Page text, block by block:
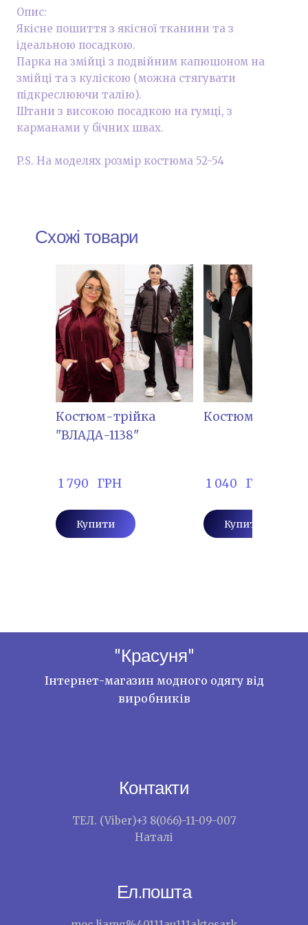
Опис:
Якісне пошиття з якісної тканини та з
ідеальною посадкою.
Парка на змійці з подвійним капюшоном на
змійці та з куліскою (можна стягувати
підкреслюючи талію).
Штани з високою посадкою на гумці, з
карманами у бічних швах.
P.S. На моделях розмір костюма 52-54
Схожі товари
Костюм-трійка
"ВЛАДА-1138"
1 790   ГРН
Купити
Костюм "ГР-
1 040   ГРН
Купити
"Красуня"
Інтернет-магазин модного одягу від
виробників
Контакти
ТЕЛ. (Viber)+3 8(066)-11-09-007
Наталі
Ел.пошта